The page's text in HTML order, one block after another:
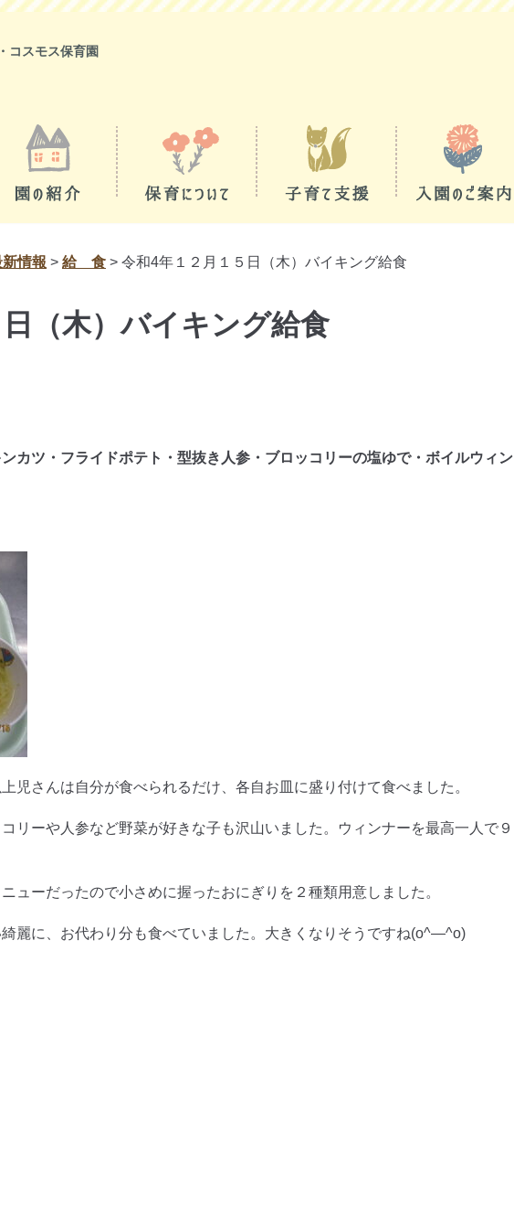
コスモス保育園
情報 > 給 食 > 令和4年１２月１５日（木）バイキング給食
（木）バイキング給食
カツ・フライドポテト・型抜き人参・ブロッコリーの塩ゆで・ボイルウィン
児さんは自分が食べられるだけ、各自お皿に盛り付けて食べました。
リーや人参など野菜が好きな子も沢山いました。ウィンナーを最高一人で９
ューだったので小さめに握ったおにぎりを２種類用意しました。
麗に、お代わり分も食べていました。大きくなりそうですね(o^―^o)